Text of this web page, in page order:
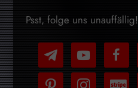
Psst, folge uns unauffällig!
telegram
youtube-
play
facebook
pinterest instagramcc-